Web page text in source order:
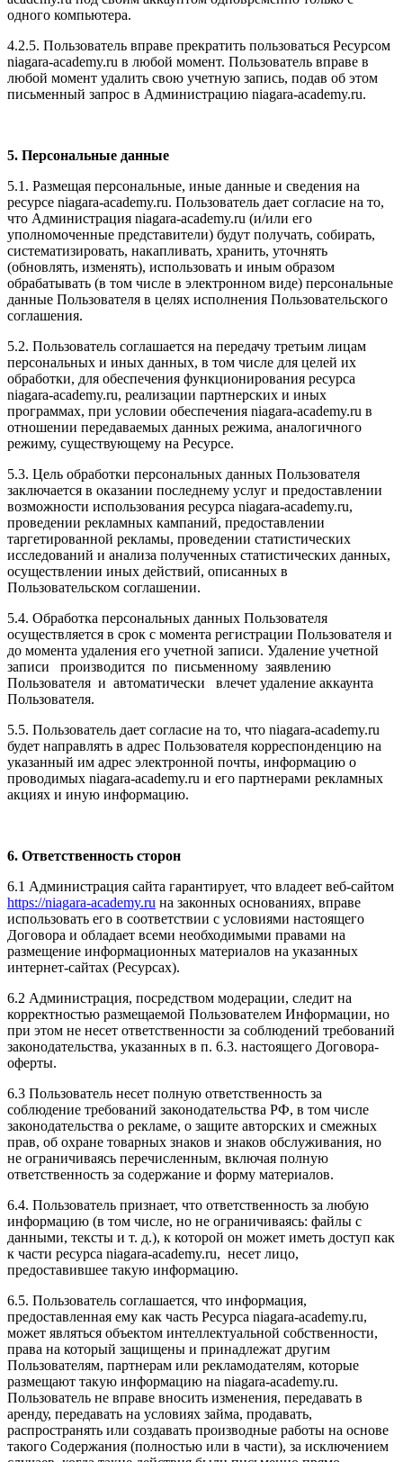
одного компьютера.
4.2.5. Пользователь вправе прекратить пользоваться Ресурсом
niagara-academy.ru в любой момент. Пользователь вправе в
любой момент удалить свою учетную запись, подав об этом
письменный запрос в Администрацию niagara-academy.ru.
5. Персональные данные
5.1. Размещая персональные, иные данные и сведения на
ресурсе niagara-academy.ru. Пользователь дает согласие на то,
что Администрация niagara-academy.ru (и/или его
уполномоченные представители) будут получать, собирать,
систематизировать, накапливать, хранить, уточнять
(обновлять, изменять), использовать и иным образом
обрабатывать (в том числе в электронном виде) персональные
данные Пользователя в целях исполнения Пользовательского
соглашения.
5.2. Пользователь соглашается на передачу третьим лицам
персональных и иных данных, в том числе для целей их
обработки, для обеспечения функционирования ресурса
niagara-academy.ru, реализации партнерских и иных
программах, при условии обеспечения niagara-academy.ru в
отношении передаваемых данных режима, аналогичного
режиму, существующему на Ресурсе.
5.3. Цель обработки персональных данных Пользователя
заключается в оказании последнему услуг и предоставлении
возможности использования ресурса niagara-academy.ru,
проведении рекламных кампаний, предоставлении
таргетированной рекламы, проведении статистических
исследований и анализа полученных статистических данных,
осуществлении иных действий, описанных в
Пользовательском соглашении.
5.4. Обработка персональных данных Пользователя
осуществляется в срок с момента регистрации Пользователя и
до момента удаления его учетной записи. Удаление учетной
записи производится по письменному заявлению
Пользователя и автоматически влечет удаление аккаунта
Пользователя.
5.5. Пользователь дает согласие на то, что niagara-academy.ru
будет направлять в адрес Пользователя корреспонденцию на
указанный им адрес электронной почты, информацию о
проводимых niagara-academy.ru и его партнерами рекламных
акциях и иную информацию.
6. Ответственность сторон
6.1 Администрация сайта гарантирует, что владеет веб-сайтом
https://niagara-academy.ru на законных основаниях, вправе
использовать его в соответствии с условиями настоящего
Договора и обладает всеми необходимыми правами на
размещение информационных материалов на указанных
интернет-сайтах (Ресурсах).
6.2 Администрация, посредством модерации, следит на
корректностью размещаемой Пользователем Информации, но
при этом не несет ответственности за соблюдений требований
законодательства, указанных в п. 6.3. настоящего Договора-
оферты.
6.3 Пользователь несет полную ответственность за
соблюдение требований законодательства РФ, в том числе
законодательства о рекламе, о защите авторских и смежных
прав, об охране товарных знаков и знаков обслуживания, но
не ограничиваясь перечисленным, включая полную
ответственность за содержание и форму материалов.
6.4. Пользователь признает, что ответственность за любую
информацию (в том числе, но не ограничиваясь: файлы с
данными, тексты и т. д.), к которой он может иметь доступ как
к части ресурса niagara-academy.ru, несет лицо,
предоставившее такую информацию.
6.5. Пользователь соглашается, что информация,
предоставленная ему как часть Ресурса niagara-academy.ru,
может являться объектом интеллектуальной собственности,
права на который защищены и принадлежат другим
Пользователям, партнерам или рекламодателям, которые
размещают такую информацию на niagara-academy.ru.
Пользователь не вправе вносить изменения, передавать в
аренду, передавать на условиях займа, продавать,
распространять или создавать производные работы на основе
такого Содержания (полностью или в части), за исключением